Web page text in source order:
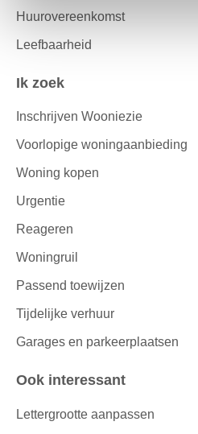
Huurovereenkomst
Leefbaarheid
Ik zoek
Inschrijven Wooniezie
Voorlopige woningaanbieding
Woning kopen
Urgentie
Reageren
Woningruil
Passend toewijzen
Tijdelijke verhuur
Garages en parkeerplaatsen
Ook interessant
Lettergrootte aanpassen